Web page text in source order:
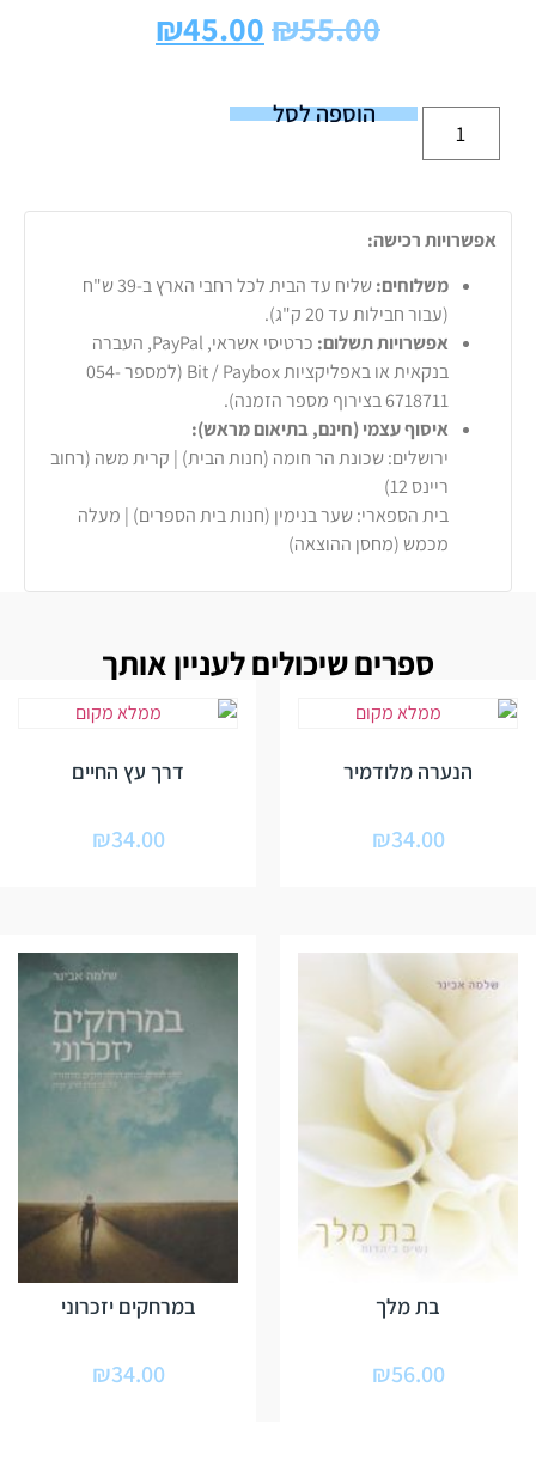
₪55.00
₪45.00
הוספה לסל
אפשרויות רכישה:
משלוחים:
שליח עד הבית לכל רחבי הארץ ב-39 ש"ח
(עבור חבילות עד 20 ק"ג).
אפשרויות תשלום:
כרטיסי אשראי, PayPal, העברה
בנקאית או באפליקציות Bit / Paybox (למספר 054-
6718711 בצירוף מספר הזמנה).
איסוף עצמי (חינם, בתיאום מראש):
ירושלים: שכונת הר חומה (חנות הבית) | קרית משה (רחוב
ריינס 12)
בית הספארי: שער בנימין (חנות בית הספרים) | מעלה
מכמש (מחסן ההוצאה)
ספרים שיכולים לעניין אותך
הנערה מלודמיר
₪34.00
דרך עץ החיים
₪34.00
בת מלך
₪56.00
במרחקים יזכרוני
₪34.00